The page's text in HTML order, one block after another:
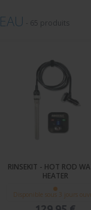
EAU 65 produits
RINSEKIT - HOT ROD
HEATER
Disponible sous 3 jours